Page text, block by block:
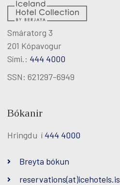
Smáratorg 3
201 Kópavogur
Sími.: 444 4000
SSN: 621297-6949
Bókanir
Hringdu í 444 4000
Breyta bókun
reservations(at)icehotels.is